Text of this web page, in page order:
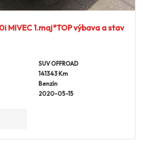
MIVEC 1.maj*TOP výbava a stav
SUV OFFROAD
141343 Km
Benzín
2020-05-15